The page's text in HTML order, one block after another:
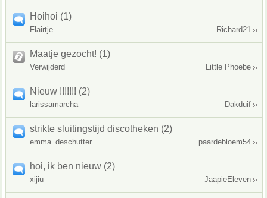
Hoihoi (1)
Flairtje Richard21
Maatje gezocht! (1)
Verwijderd Little Phoebe
Nieuw !!!!!!! (2)
larissamarcha Dakduif
strikte sluitingstijd discotheken (2)
emma_deschutter paardebloem54
hoi, ik ben nieuw (2)
xijiu JaapieEleven